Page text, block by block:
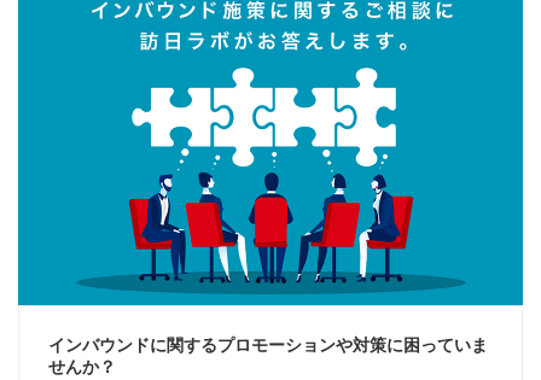
インバウンドに関するプロモーションや対策に困っていま
せんか？